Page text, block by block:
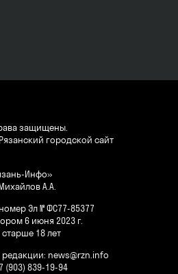
защищены.
городской сайт
Инфо»
А.А.
Эл № ФС77-85377
6 июня 2023 г.
18 лет
редакции: news@rzn.info
(903) 839-19-94